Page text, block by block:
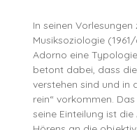
In seinen
Musiksoziologie
Adorno eine
betont dabei, dass
verstehen sind und in
rein“ vorkommen.
seine Einteilung ist